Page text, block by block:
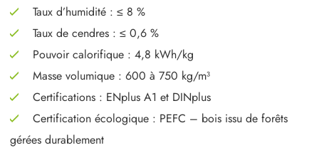
Taux d’humidité : ≤ 8 %
Taux de cendres : ≤ 0,6 %
Pouvoir calorifique : 4,8 kWh/kg
Masse volumique : 600 à 750 kg/m³
Certifications : ENplus A1 et DINplus
Certification écologique : PEFC – bois issu de forêts
gérées durablement